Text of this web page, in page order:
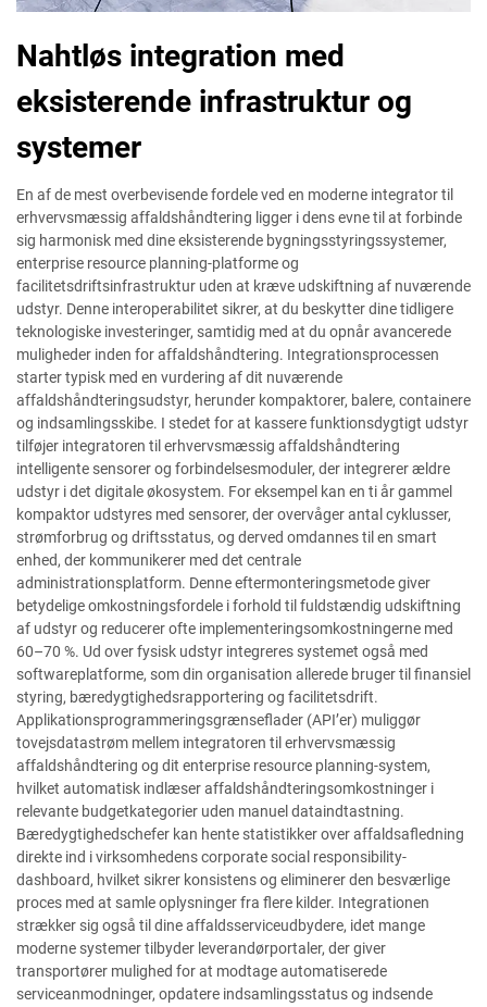
Nahtløs integration med
eksisterende infrastruktur og
systemer
En af de mest overbevisende fordele ved en moderne integrator til
erhvervsmæssig affaldshåndtering ligger i dens evne til at forbinde
sig harmonisk med dine eksisterende bygningsstyringssystemer,
enterprise resource planning-platforme og
facilitetsdriftsinfrastruktur uden at kræve udskiftning af nuværende
udstyr. Denne interoperabilitet sikrer, at du beskytter dine tidligere
teknologiske investeringer, samtidig med at du opnår avancerede
muligheder inden for affaldshåndtering. Integrationsprocessen
starter typisk med en vurdering af dit nuværende
affaldshåndteringsudstyr, herunder kompaktorer, balere, containere
og indsamlingsskibe. I stedet for at kassere funktionsdygtigt udstyr
tilføjer integratoren til erhvervsmæssig affaldshåndtering
intelligente sensorer og forbindelsesmoduler, der integrerer ældre
udstyr i det digitale økosystem. For eksempel kan en ti år gammel
kompaktor udstyres med sensorer, der overvåger antal cyklusser,
strømforbrug og driftsstatus, og derved omdannes til en smart
enhed, der kommunikerer med det centrale
administrationsplatform. Denne eftermonteringsmetode giver
betydelige omkostningsfordele i forhold til fuldstændig udskiftning
af udstyr og reducerer ofte implementeringsomkostningerne med
60–70 %. Ud over fysisk udstyr integreres systemet også med
softwareplatforme, som din organisation allerede bruger til finansiel
styring, bæredygtighedsrapportering og facilitetsdrift.
Applikationsprogrammeringsgrænseflader (API’er) muliggør
tovejsdatastrøm mellem integratoren til erhvervsmæssig
affaldshåndtering og dit enterprise resource planning-system,
hvilket automatisk indlæser affaldshåndteringsomkostninger i
relevante budgetkategorier uden manuel dataindtastning.
Bæredygtighedschefer kan hente statistikker over affaldsafledning
direkte ind i virksomhedens corporate social responsibility-
dashboard, hvilket sikrer konsistens og eliminerer den besværlige
proces med at samle oplysninger fra flere kilder. Integrationen
strækker sig også til dine affaldsserviceudbydere, idet mange
moderne systemer tilbyder leverandørportaler, der giver
transportører mulighed for at modtage automatiserede
serviceanmodninger, opdatere indsamlingsstatus og indsende